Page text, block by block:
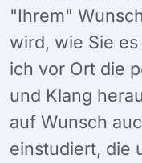
"Ihrem"
wird, wie Sie
ich vor Ort die
und Klang
auf Wunsch
einstudiert, die